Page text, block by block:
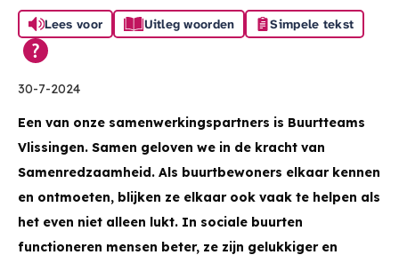
Lees voor Uitleg woorden Simpele tekst
30-7-2024
Een van onze samenwerkingspartners is Buurtteams
Vlissingen. Samen geloven we in de kracht van
Samenredzaamheid. Als buurtbewoners elkaar kennen
en ontmoeten, blijken ze elkaar ook vaak te helpen als
het even niet alleen lukt. In sociale buurten
functioneren mensen beter, ze zijn gelukkiger en